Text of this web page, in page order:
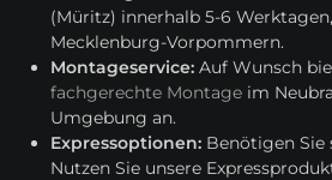
(Müritz) innerhalb 5-6
Mecklenburg-Vorpommern.
Montageservice:Auf Wunsch
fachgerechte Montage im
Umgebung an.
Expressoptionen: Benötigen Sie
Nutzen Sie unsere